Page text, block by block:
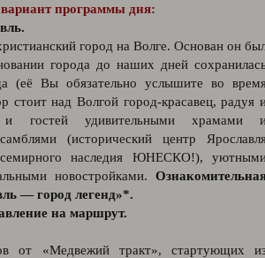
программы дня:
город на Волге. Основан он
города до наших дней
(её Вы обязательно услышите во
стоит над Волгой город-красавец, радуя
и гостей удивительными храмами
(исторический центр
наследия ЮНЕСКО!),
новостройками.
— город легенд»*.
на маршрут.
от «Медвежий тракт», стартующих